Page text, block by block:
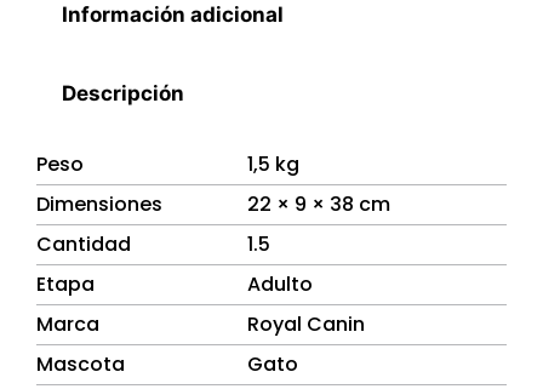
Información adicional
Descripción
Peso
1,5 kg
Dimensiones
22 × 9 × 38 cm
Cantidad
1.5
Etapa
Adulto
Marca
Royal Canin
Mascota
Gato